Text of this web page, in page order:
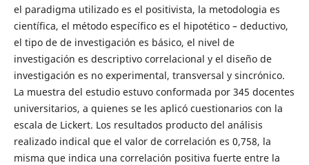
el paradigma utilizado es el positivista, la metodologia es
científica, el método específico es el hipotético – deductivo,
el tipo de de investigación es básico, el nivel de
investigación es descriptivo correlacional y el diseño de
investigación es no experimental, transversal y sincrónico.
La muestra del estudio estuvo conformada por 345 docentes
universitarios, a quienes se les aplicó cuestionarios con la
escala de Lickert. Los resultados producto del análisis
realizado indical que el valor de correlación es 0,758, la
misma que indica una correlación positiva fuerte entre la